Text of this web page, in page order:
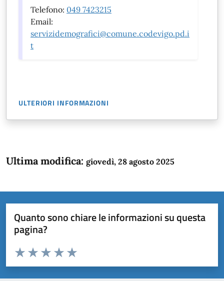
Telefono: 049 7423215
Email:
servizidemografici@comune.codevigo.pd.i
t
ULTERIORI INFORMAZIONI
Ultima modifica: giovedì, 28 agosto 2025
Quanto sono chiare le informazioni su questa
pagina?
Domanda
Valuta da 1 a 5 stelle la pagina
Valuta 5 stelle su 5
Valuta 4 stelle su 5
Valuta 3 stelle su 5
Valuta 2 stelle su 5
Valuta 1 stelle su 5